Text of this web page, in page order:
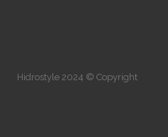
Hidrostyle 2024 © Copyright